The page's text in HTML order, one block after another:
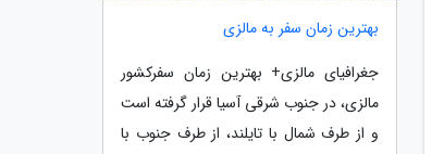
بهترین زمان سفر به مالزی
جغرافیای مالزی+ بهترین زمان سفرکشور
مالزی، در جنوب شرقی آسیا قرار گرفته است
و از طرف شمال با تایلند، از طرف جنوب با